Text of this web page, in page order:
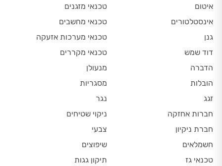
איטום
אינסטלטורים
גנן
דוד שמש
הדברה
הובלות
זגג
חברות אחזקה
חברת ניקיון
חשמלאים
טכנאי גז
טכנאי מזגנים
טכנאי מחשבים
טכנאי מערכות אזעקה
טכנאי מקררים
מנעולן
מסגריות
נגר
ניקוי שטיחים
צבעי
שיפוצים
תיקון גגות